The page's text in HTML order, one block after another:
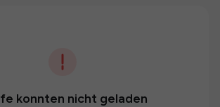
konnten nicht geladen